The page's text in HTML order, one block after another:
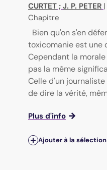
CURTET ; J. P. PETER |
Chapitre
Bien qu'on s'en
toxicomanie est une
Cependant la
pas la même
Celle d'un
de dire la vérité,
Plus d'info
Ajouter à la sélection